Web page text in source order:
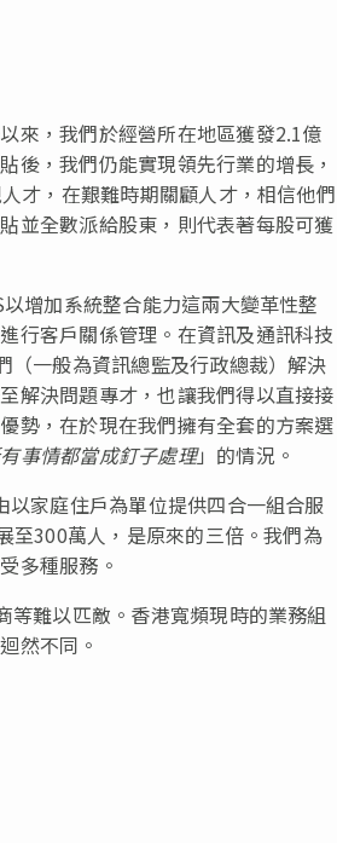
來，我們於經營所在地區獲發2.1億
後，我們仍能實現領先行業的增長，
才，在艱難時期關顧人才，相信他們
並全數派給股東，則代表著每股可獲
增加系統整合能力這兩大變革性整
行客戶關係管理。在資訊及通訊科技
（一般為資訊總監及行政總裁）解決
解決問題專才，也讓我們得以直接接
勢，在於現在我們擁有全套的方案選
事情都當成釘子處理」的情況。
家庭住戶為單位提供四合一組合服
至300萬人，是原來的三倍。我們為
多種服務。
難以匹敵。香港寬頻現時的業務組
然不同。